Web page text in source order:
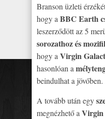
Branson üzleti
hogy a BBC Earth
leszerződött az 5
sorozathoz és
hogy a Virgin
hasonlóan a
beindulhat a jövőben.
A tovább után egy
megnézhető a Virgin